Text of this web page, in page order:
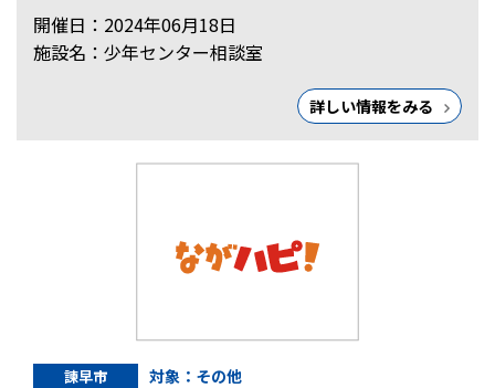
開催日：2024年06月18日
施設名：少年センター相談室
詳しい情報をみる
諫早市 対象：その他